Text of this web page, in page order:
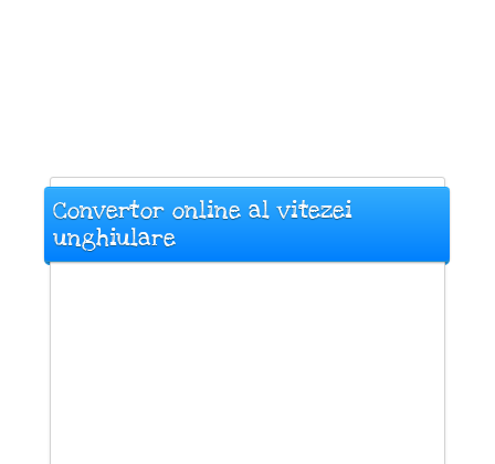
Convertor online al vitezei
unghiulare